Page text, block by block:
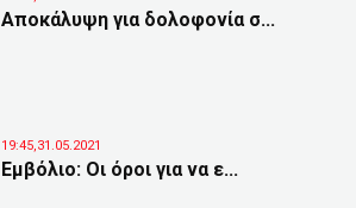
Αποκάλυψη για δολοφονία σ...
19:45,31.05.2021
Εμβόλιο: Οι όροι για να ε...